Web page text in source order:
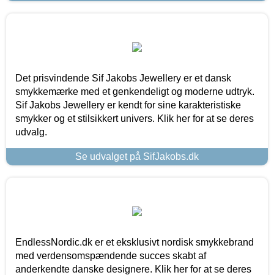
Det prisvindende Sif Jakobs Jewellery er et dansk
smykkemærke med et genkendeligt og moderne udtryk.
Sif Jakobs Jewellery er kendt for sine karakteristiske
smykker og et stilsikkert univers. Klik her for at se deres
udvalg.
Se udvalget på SifJakobs.dk
EndlessNordic.dk er et eksklusivt nordisk smykkebrand
med verdensomspændende succes skabt af
anderkendte danske designere. Klik her for at se deres